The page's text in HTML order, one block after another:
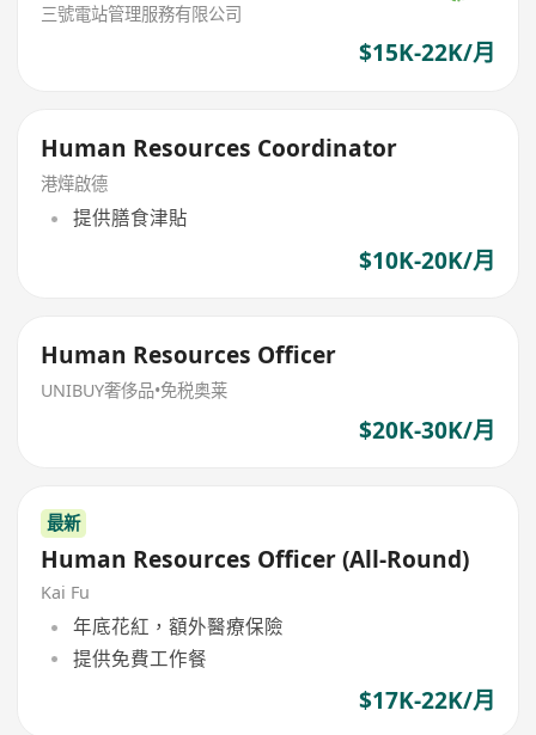
三號電站管理服務有限公司
$15K-22K/月
Human Resources Coordinator
港燁啟德
提供膳食津貼
$10K-20K/月
Human Resources Officer
UNIBUY奢侈品•免税奥莱
$20K-30K/月
最新
Human Resources Officer (All-Round)
Kai Fu
年底花紅，額外醫療保險
提供免費工作餐
$17K-22K/月